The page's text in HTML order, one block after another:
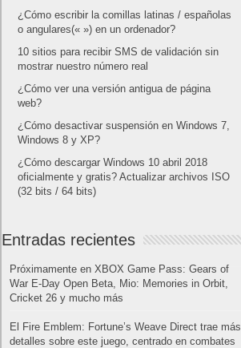
¿Cómo escribir la comillas latinas / españolas
o angulares(« ») en un ordenador?
10 sitios para recibir SMS de validación sin
mostrar nuestro número real
¿Cómo ver una versión antigua de página
web?
¿Cómo desactivar suspensión en Windows 7,
Windows 8 y XP?
¿Cómo descargar Windows 10 abril 2018
oficialmente y gratis? Actualizar archivos ISO
(32 bits / 64 bits)
Entradas recientes
Próximamente en XBOX Game Pass: Gears of
War E-Day Open Beta, Mio: Memories in Orbit,
Cricket 26 y mucho más
El Fire Emblem: Fortune’s Weave Direct trae más
detalles sobre este juego, centrado en combates